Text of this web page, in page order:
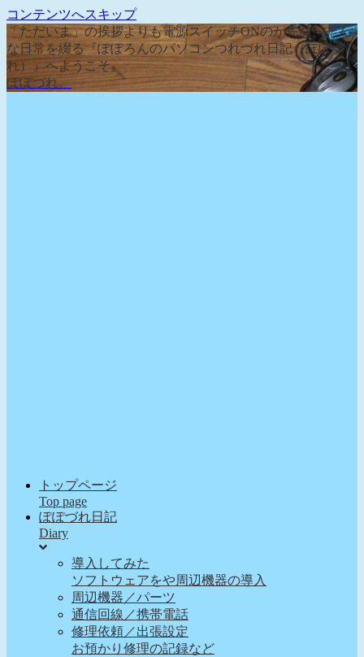
コンテンツへスキップ
「ただいま」の挨拶よりも電源スイッチONのが先な、そん
な日常を綴る『ぽぽろんのパソコンつれづれ日記（ぽぽづ
れ）』へようこそ。
ぽぽづれ。
トップページ
Top page
ぽぽづれ日記
Diary
導入してみた
ソフトウェアをや周辺機器の導入
周辺機器／パーツ
通信回線／携帯電話
修理依頼／出張設定
お預かり修理の記録など